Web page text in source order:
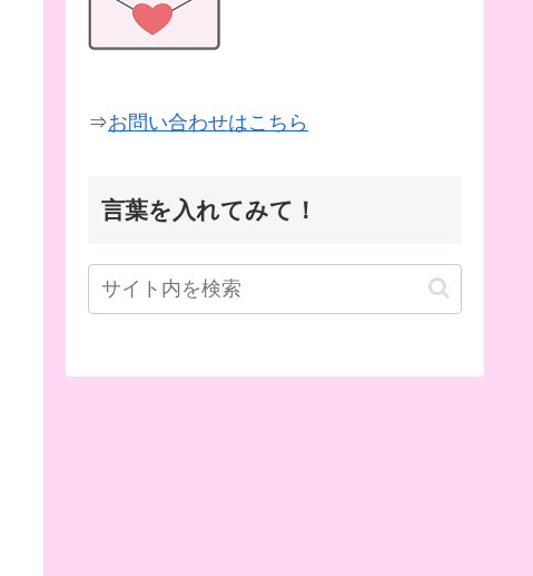
⇒お問い合わせはこちら
言葉を入れてみて！